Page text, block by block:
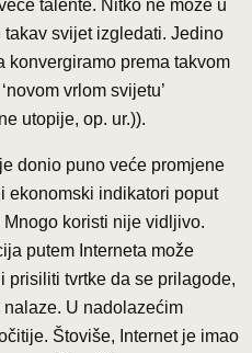
talente. Nitko ne može u
svijet izgledati. Jedino
konvergiramo prema takvom
vrlom svijetu’
utopije, op. ur.)).
donio puno veće promjene
ekonomski indikatori poput
koristi nije vidljivo.
putem Interneta može
prisiliti tvrtke da se prilagode,
U nadolazećim
Štoviše, Internet je imao